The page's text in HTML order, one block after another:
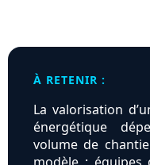
À RETENIR :
La valorisation
énergétique
volume de